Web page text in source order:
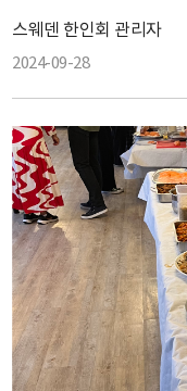
스웨덴 한인회 관리자
2024-09-28